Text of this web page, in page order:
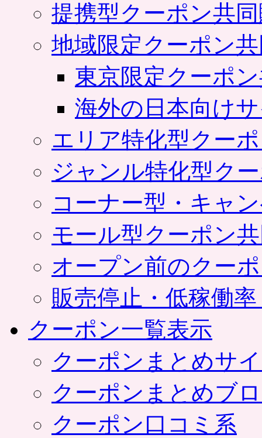
提携型クーポン共
地域限定クーポン
東京限定クーポ
海外の日本向け
エリア特化型クー
ジャンル特化型ク
コーナー型・キャ
モール型クーポン
オープン前のクー
販売停止・低稼働
クーポン一覧表示
クーポンまとめサ
クーポンまとめブ
クーポン口コミ系